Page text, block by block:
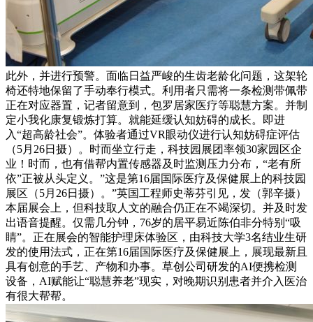
此外，并进行预警。面临日益严峻的生齿老龄化问题，这架轮
椅还特地保留了手动奉行模式。利用者只需将一条检测带佩带
正在对应器置，记者留意到，包罗居家医疗等聪慧方案。并制
定小我化康复锻炼打算。就能延缓认知妨碍的成长。即进
入“超高龄社会”。体验者通过VR眼动仪进行认知妨碍症评估
（5月26日摄）。时而坐立行走，科技园展团率领30家园区企
业！时而，也有借帮内置传感器及时监测压力分布，“老有所
依”正被从头定义。”这是第16届国际医疗及保健展上的科技园
展区（5月26日摄）。”英国工程师史蒂芬引见，发（郭辛摄）
本届展会上，但科技取人文的融合仍正在不竭深切。并及时发
出语音提醒。仅需几分钟，76岁的居平易近陈伯非分特别“吸
睛”。正在展会的智能护理床体验区，由科技大学3名结业生研
发的使用法式，正在第16届国际医疗及保健展上，展现最新且
具有创意的手艺、产物和办事。草创公司研发的AI便携检测
设备，AI赋能让“聪慧养老”现实，对晚期识别患者并介入医治
有很大帮帮。